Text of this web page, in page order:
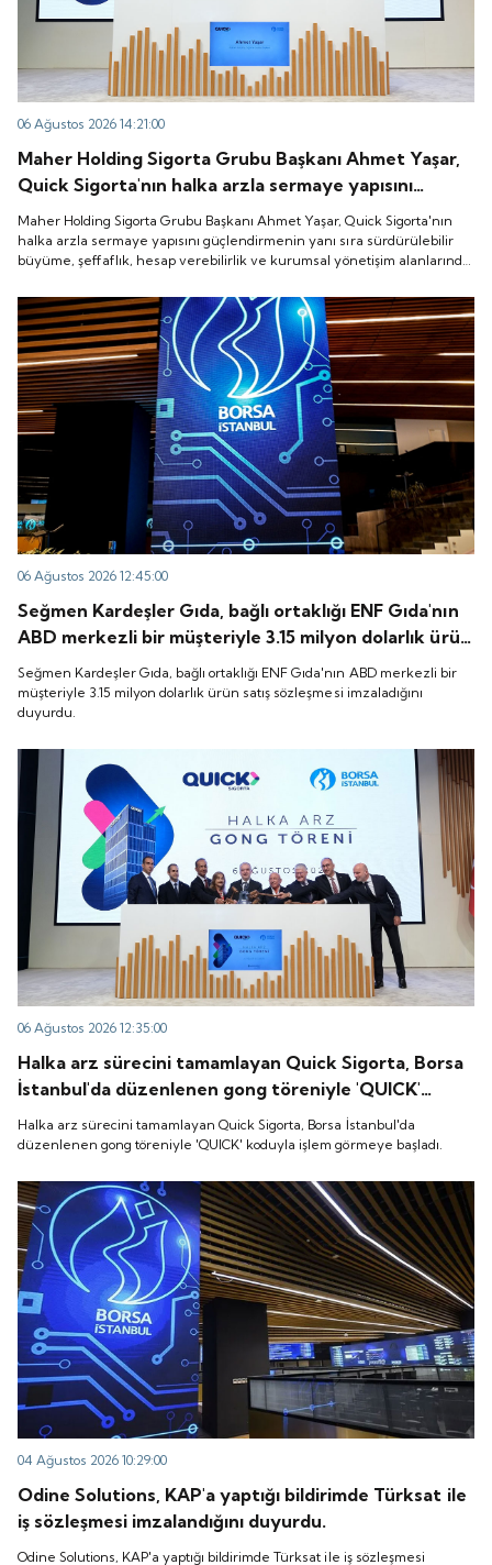
06 Ağustos 2026 14:21:00
Maher Holding Sigorta Grubu Başkanı Ahmet Yaşar,
Quick Sigorta'nın halka arzla sermaye yapısını
güçlendirmenin yanı sıra sürdürülebilir büyüme,
şeffaflık, hesap verebilirlik ve kurumsal yönetişim
alanlarında yeni bir döneme girdiğini belirtti.
Maher Holding Sigorta Grubu Başkanı Ahmet Yaşar, Quick Sigorta'nın
halka arzla sermaye yapısını güçlendirmenin yanı sıra sürdürülebilir
büyüme, şeffaflık, hesap verebilirlik ve kurumsal yönetişim alanlarında
06 Ağustos 2026 12:45:00
Seğmen Kardeşler Gıda, bağlı ortaklığı ENF Gıda'nın
ABD merkezli bir müşteriyle 3.15 milyon dolarlık ürün
satış sözleşmesi imzaladığını duyurdu.
Seğmen Kardeşler Gıda, bağlı ortaklığı ENF Gıda'nın ABD merkezli bir
müşteriyle 3.15 milyon dolarlık ürün satış sözleşmesi imzaladığını
duyurdu.
06 Ağustos 2026 12:35:00
Halka arz sürecini tamamlayan Quick Sigorta, Borsa
İstanbul'da düzenlenen gong töreniyle 'QUICK'
koduyla işlem görmeye başladı.
Halka arz sürecini tamamlayan Quick Sigorta, Borsa İstanbul'da
düzenlenen gong töreniyle 'QUICK' koduyla işlem görmeye başladı.
04 Ağustos 2026 10:29:00
Odine Solutions, KAP'a yaptığı bildirimde Türksat ile
iş sözleşmesi imzalandığını duyurdu.
Odine Solutions, KAP'a yaptığı bildirimde Türksat ile iş sözleşmesi